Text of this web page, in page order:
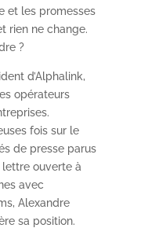
et les promesses
rien ne change.
?
d’Alphalink,
opérateurs
fois sur le
de presse parus
lettre ouverte à
avec
Alexandre
sa position.